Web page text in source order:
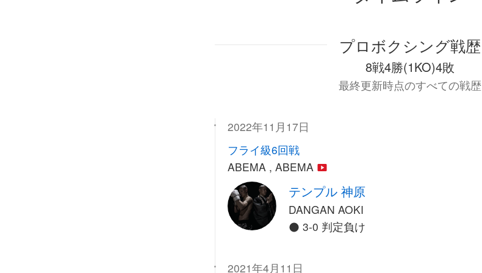
プロボクシング戦歴
8戦4勝(1KO)4敗
最終更新時点のすべての戦歴
2022年11月17日
フライ級6回戦
ABEMA , ABEMA
テンプル 神原
DANGAN AOKI
3-0 判定負け
2021年4月11日